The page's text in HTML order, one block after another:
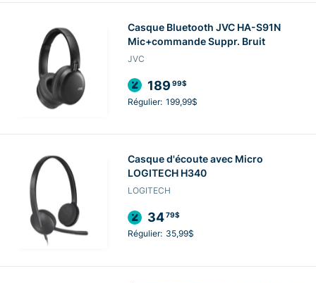
Casque Bluetooth JVC HA-S91N
Mic+commande Suppr. Bruit
JVC
189 99$
Régulier: 199,99$
Casque d'écoute avec Micro
LOGITECH H340
LOGITECH
3479$
Régulier: 35,99$